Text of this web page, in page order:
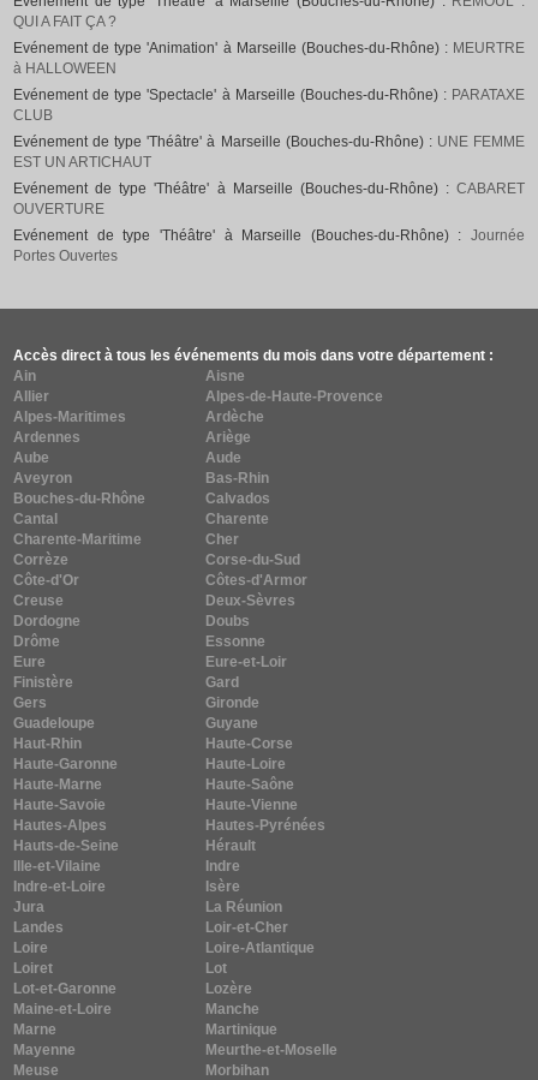
QUI A FAIT ÇA ?
Evénement de type 'Animation' à Marseille (Bouches-du-Rhône) : MEURTRE
à HALLOWEEN
Evénement de type 'Spectacle' à Marseille (Bouches-du-Rhône) : PARATAXE
CLUB
Evénement de type 'Théâtre' à Marseille (Bouches-du-Rhône) : UNE FEMME
EST UN ARTICHAUT
Evénement de type 'Théâtre' à Marseille (Bouches-du-Rhône) : CABARET
OUVERTURE
Evénement de type 'Théâtre' à Marseille (Bouches-du-Rhône) : Journée
Portes Ouvertes
Accès direct à tous les événements du mois dans votre département :
Ain
Aisne
Allier
Alpes-de-Haute-Provence
Alpes-Maritimes
Ardèche
Ardennes
Ariège
Aube
Aude
Aveyron
Bas-Rhin
Bouches-du-Rhône
Calvados
Cantal
Charente
Charente-Maritime
Cher
Corrèze
Corse-du-Sud
Côte-d'Or
Côtes-d'Armor
Creuse
Deux-Sèvres
Dordogne
Doubs
Drôme
Essonne
Eure
Eure-et-Loir
Finistère
Gard
Gers
Gironde
Guadeloupe
Guyane
Haut-Rhin
Haute-Corse
Haute-Garonne
Haute-Loire
Haute-Marne
Haute-Saône
Haute-Savoie
Haute-Vienne
Hautes-Alpes
Hautes-Pyrénées
Hauts-de-Seine
Hérault
Ille-et-Vilaine
Indre
Indre-et-Loire
Isère
Jura
La Réunion
Landes
Loir-et-Cher
Loire
Loire-Atlantique
Loiret
Lot
Lot-et-Garonne
Lozère
Maine-et-Loire
Manche
Marne
Martinique
Mayenne
Meurthe-et-Moselle
Meuse
Morbihan